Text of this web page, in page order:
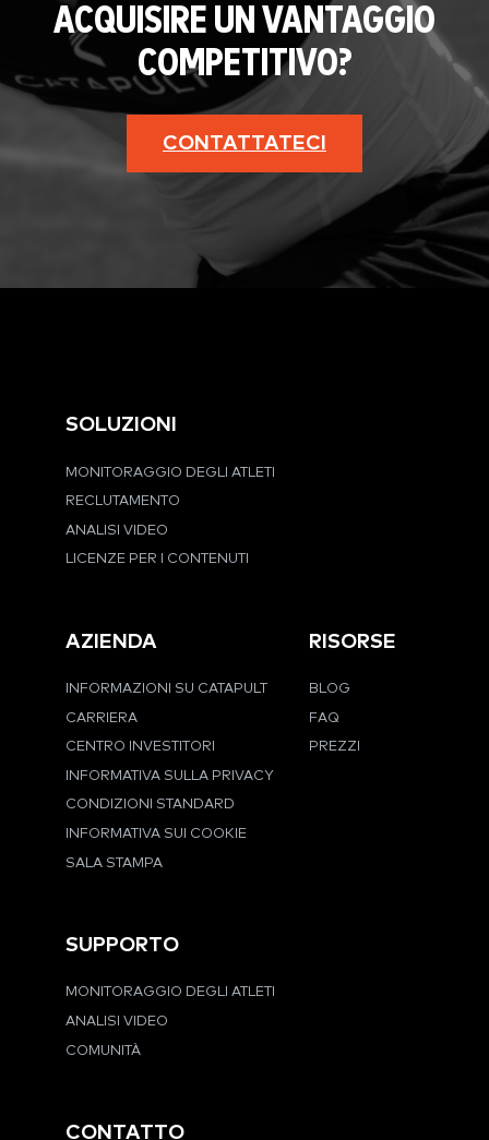
ACQUISIRE UN VANTAGGIO
COMPETITIVO?
CONTATTATECI
SOLUZIONI
MONITORAGGIO DEGLI ATLETI
RECLUTAMENTO
ANALISI VIDEO
LICENZE PER I CONTENUTI
AZIENDA
INFORMAZIONI SU CATAPULT
CARRIERA
CENTRO INVESTITORI
INFORMATIVA SULLA PRIVACY
CONDIZIONI STANDARD
INFORMATIVA SUI COOKIE
SALA STAMPA
RISORSE
BLOG
FAQ
PREZZI
SUPPORTO
MONITORAGGIO DEGLI ATLETI
ANALISI VIDEO
COMUNITÀ
CONTATTO